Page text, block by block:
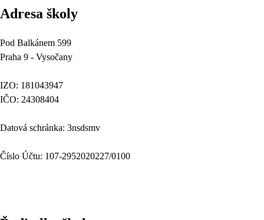
Adresa školy
Pod Balkánem 599
Praha 9 - Vysočany
IZO: 181043947
IČO: 24308404
Datová schránka: 3nsdsmv
Číslo Účtu: 107-2952020227/0100